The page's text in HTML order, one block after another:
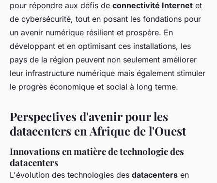
pour répondre aux défis de connectivité Internet et
de cybersécurité, tout en posant les fondations pour
un avenir numérique résilient et prospère. En
développant et en optimisant ces installations, les
pays de la région peuvent non seulement améliorer
leur infrastructure numérique mais également stimuler
le progrès économique et social à long terme.
Perspectives d'avenir pour les
datacenters en Afrique de l'Ouest
Innovations en matière de technologie des
datacenters
L'évolution des technologies des datacenters en